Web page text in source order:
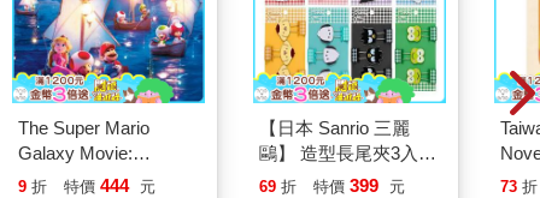
The Super Mario
Galaxy Movie:
Peach`s Birthday
9 折 特價 444 元
【日本 Sanrio 三麗
鷗】 造型長尾夾3入組
(8款可選) 凱蒂貓 Hello
69 折 特價 399 元 73 折